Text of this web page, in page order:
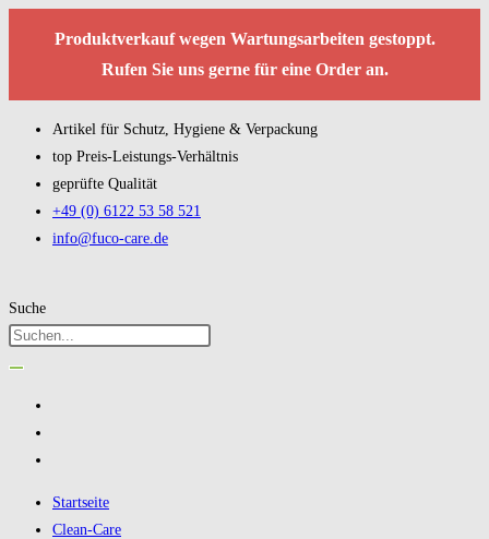
Produktverkauf wegen Wartungsarbeiten gestoppt.
Rufen Sie uns gerne für eine Order an.
Artikel für Schutz, Hygiene & Verpackung
top Preis-Leistungs-Verhältnis
geprüfte Qualität
+49 (0) 6122 53 58 521
info@fuco-care.de
Suche
Startseite
Clean-Care